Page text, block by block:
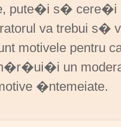
pute�i s�
va trebui
motivele
un
�ntemeiate.